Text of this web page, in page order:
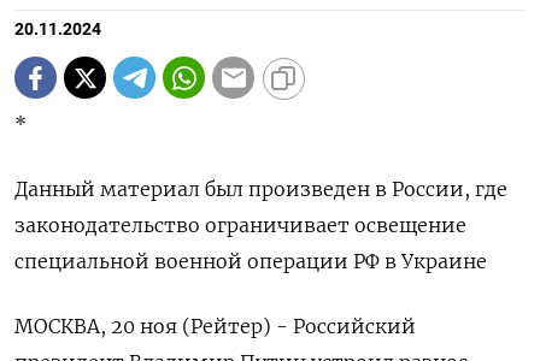
20.11.2024
*
Данный материал был произведен в России, где
законодательство ограничивает освещение
специальной военной операции РФ в Украине
МОСКВА, 20 ноя (Рейтер) - Российский